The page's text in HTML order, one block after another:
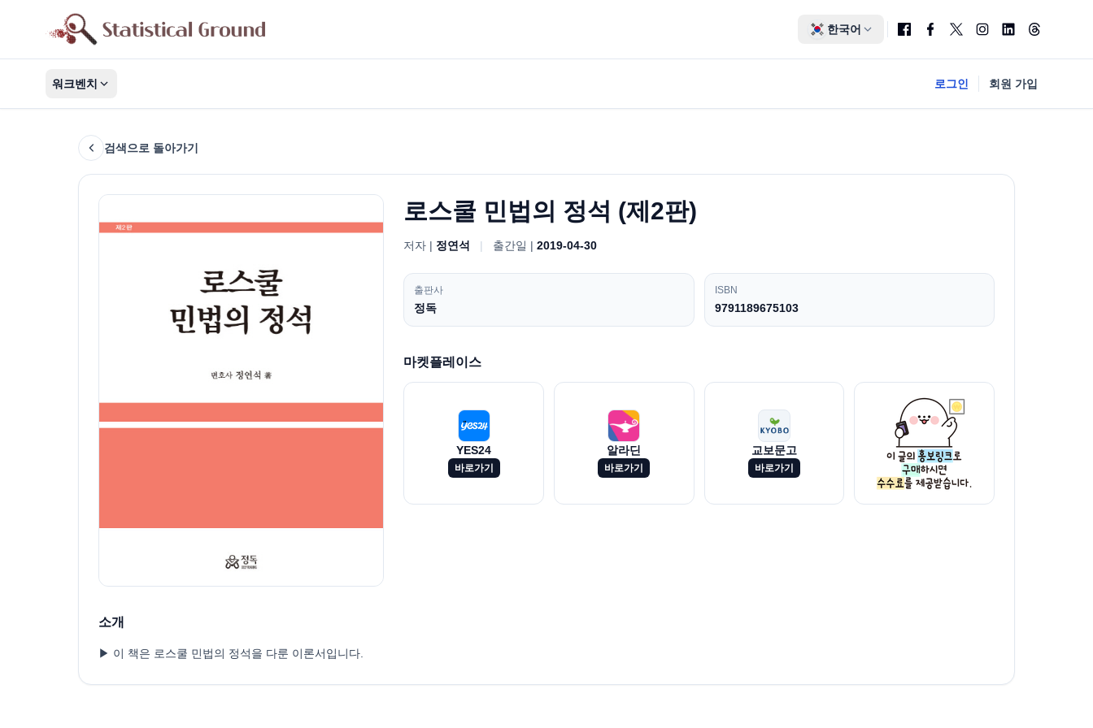
한국어
워크벤치 로그인 회원 가입
검색으로 돌아가기
로스쿨 민법의 정석 (제2판)
저자 | 정연석 | 출간일 |2019-04-30
출판사
정독
ISBN
9791189675103
마켓플레이스
YES24
바로가기
알라딘
바로가기
교보문고
바로가기
소개
▶ 이 책은 로스쿨 민법의 정석을 다룬 이론서입니다.